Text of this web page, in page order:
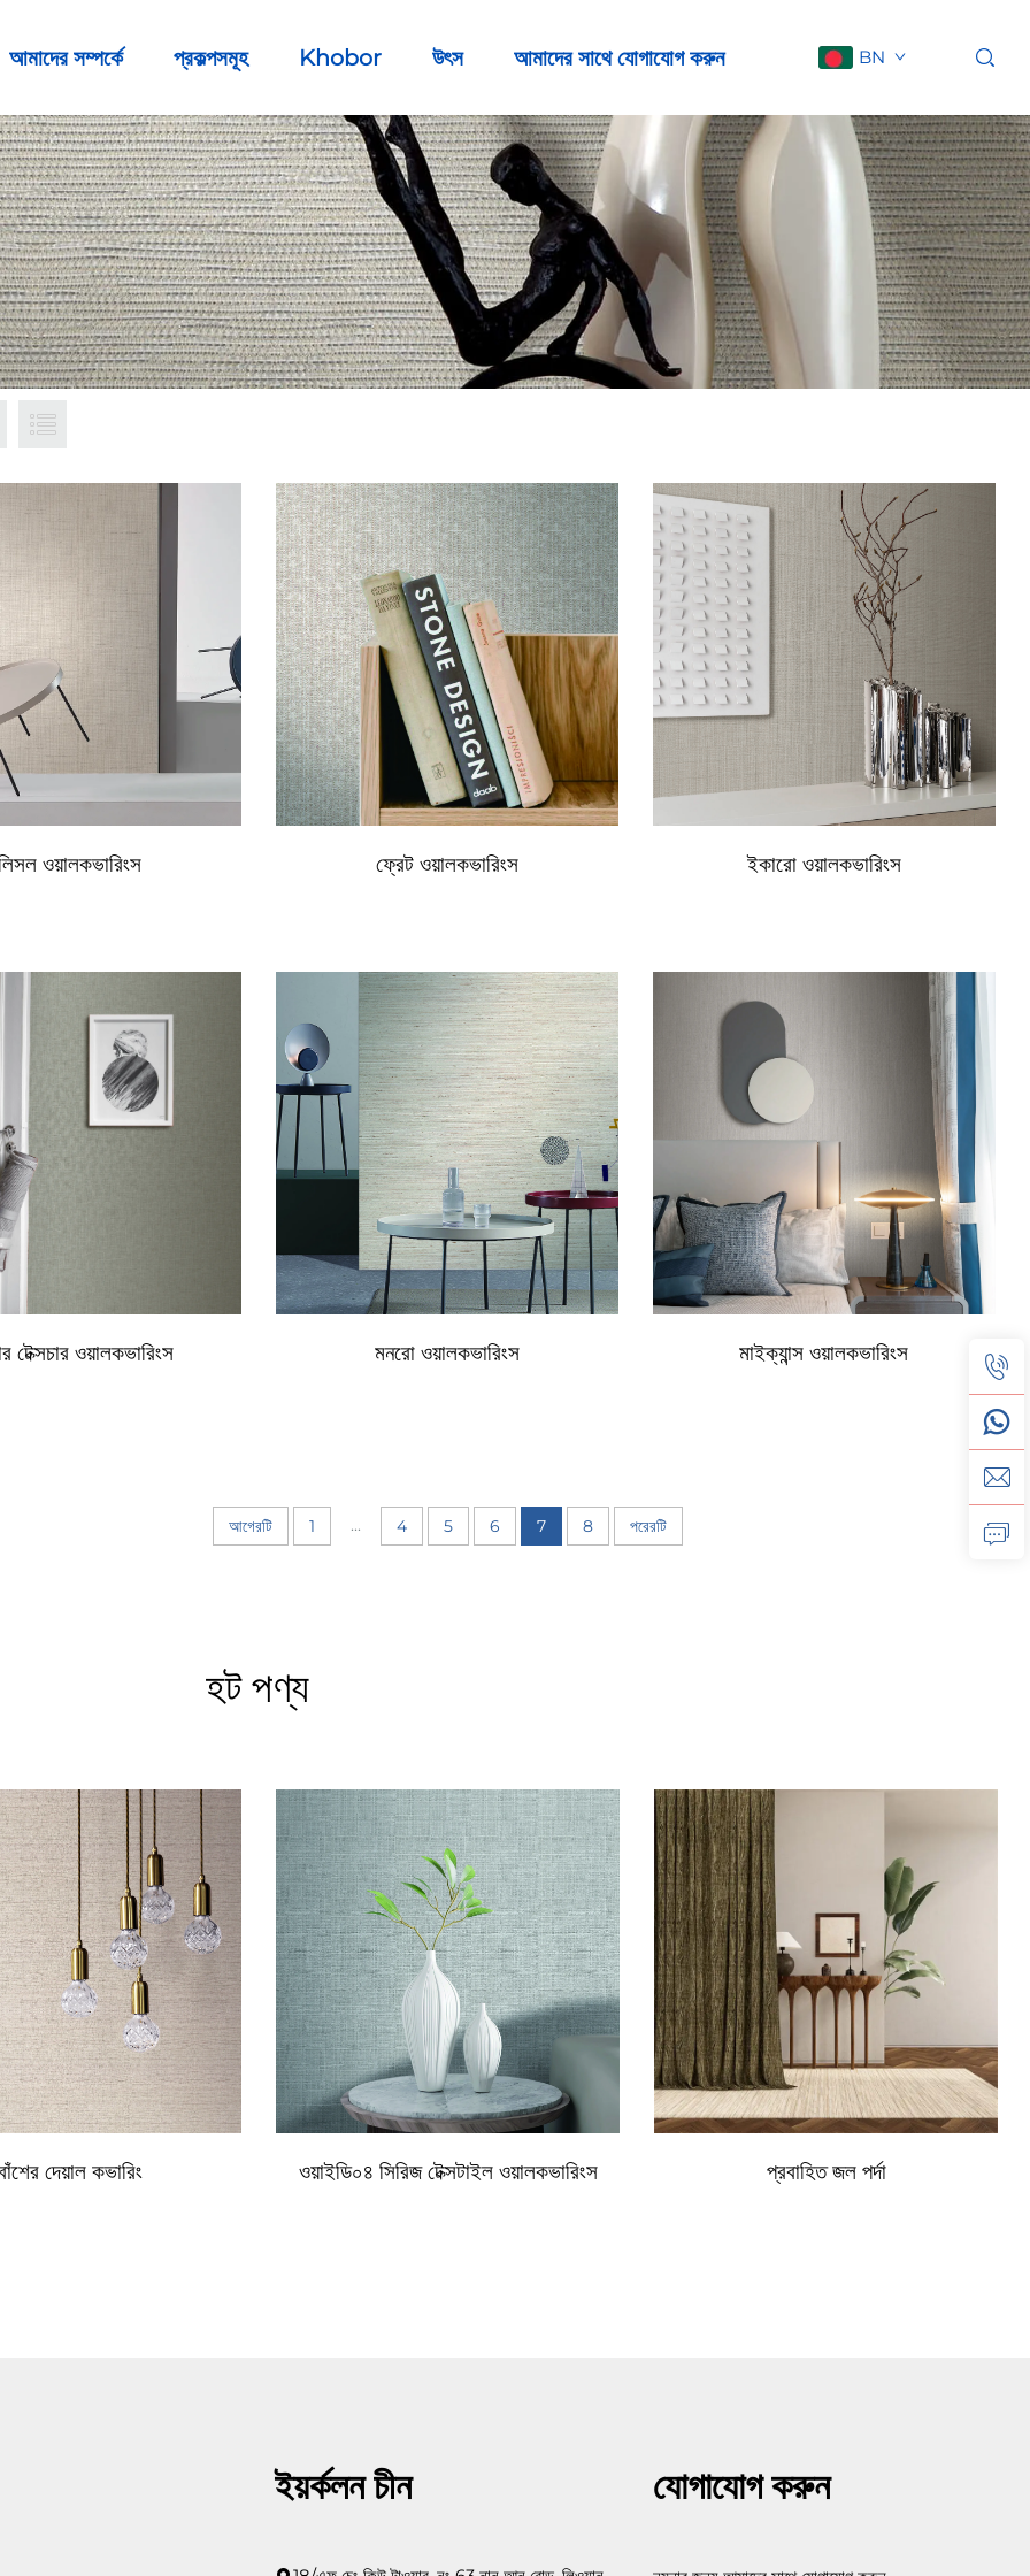
আমাদের সম্পর্কে প্রকল্পসমূহ Khobor উৎস আমাদের সাথে যোগাযোগ করুন BN
ওয়ালকভারিংস ফ্রেট ওয়ালকভারিংস ইকারো ওয়ালকভারিংস
টেক্সচার ওয়ালকভারিংস মনরো ওয়ালকভারিংস মাইক্যান্স ওয়ালকভারিংস
আগেরটি 1 ... 4 5 6 7 8 পরেরটি
হট পণ্য
দেয়াল কভারিং ওয়াইডি০৪ সিরিজ টেক্সটাইল ওয়ালকভারিংস প্রবাহিত জল পর্দা
ইয়র্কলন চীন যোগাযোগ করুন